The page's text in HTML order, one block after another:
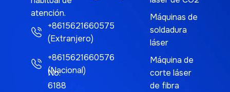
atención.
+8615621660575
(Extranjero)
+8615621660576
(Nacional)
No.
6188
Máquinas de
soldadura
láser
Máquina de
corte láser
de fibra